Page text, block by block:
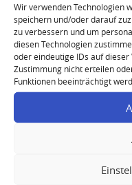
Wir verwenden Technologien
speichern und/oder darauf
zu verbessern und um
diesen Technologien
oder eindeutige IDs auf
Zustimmung nicht erteilen
Funktionen beeinträchtigt